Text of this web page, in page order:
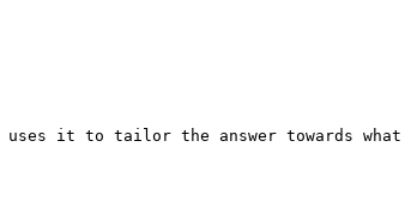
it to tailor the answer towards what